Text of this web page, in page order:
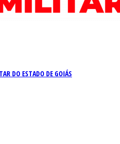
DO ESTADO DE GOIÁS